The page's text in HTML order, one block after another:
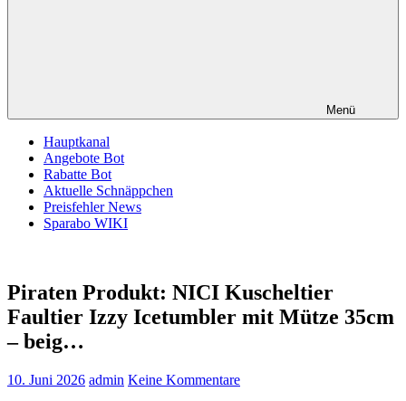
Menü
Hauptkanal
Angebote Bot
Rabatte Bot
Aktuelle Schnäppchen
Preisfehler News
Sparabo WIKI
Piraten Produkt: NICI Kuscheltier
Faultier Izzy Icetumbler mit Mütze 35cm
– beig…
10. Juni 2026 admin Keine Kommentare